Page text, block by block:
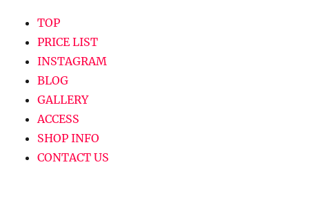
ョ
ン
TOP
PRICE LIST
INSTAGRAM
BLOG
GALLERY
ACCESS
SHOP INFO
CONTACT US